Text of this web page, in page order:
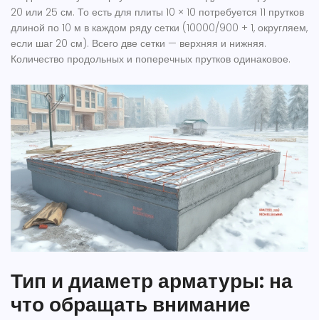
20 или 25 см. То есть для плиты 10 × 10 потребуется 11 прутков
длиной по 10 м в каждом ряду сетки (10000/900 + 1, округляем,
если шаг 20 см). Всего две сетки — верхняя и нижняя.
Количество продольных и поперечных прутков одинаковое.
Тип и диаметр арматуры: на
что обращать внимание